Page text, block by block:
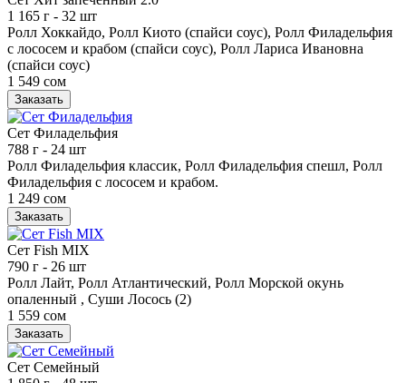
1 165 г - 32 шт
Ролл Хоккайдо, Ролл Киото (спайси соус), Ролл Филадельфия
с лососем и крабом (спайси соус), Ролл Лариса Ивановна
(спайси соус)
1 549 сом
Заказать
Сет Филадельфия
788 г - 24 шт
Ролл Филадельфия классик, Ролл Филадельфия спешл, Ролл
Филадельфия с лососем и крабом.
1 249 сом
Заказать
Сет Fish MIX
790 г - 26 шт
Ролл Лайт, Ролл Атлантический, Ролл Морской окунь
опаленный , Суши Лосось (2)
1 559 сом
Заказать
Сет Семейный